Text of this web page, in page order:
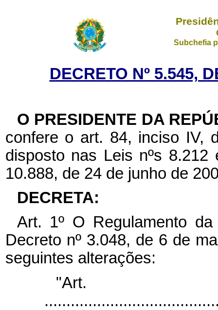
Subchefia
DECRETO Nº 5.545,
O PRESIDENTE DA
confere o art. 84, inciso IV,
disposto nas Leis nºs
10.888, de 24 de junho de
DECRETA:
Art. 1º O Regulamento
Decreto nº 3.048, de 6 de
seguintes alterações: